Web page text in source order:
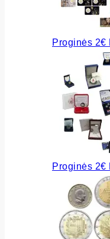
Proginės 2€
Proginės 2€